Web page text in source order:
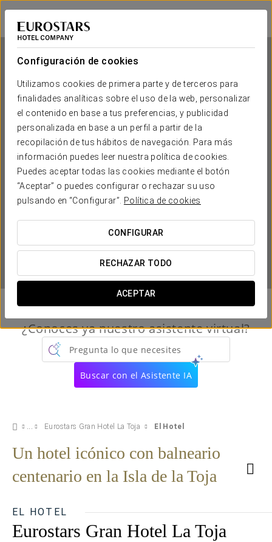
Configuración de cookies
Utilizamos cookies de primera parte y de terceros para
finalidades analíticas sobre el uso de la web, personalizar
el contenido en base a tus preferencias, y publicidad
personalizada en base a un perfil a partir de la
recopilación de tus hábitos de navegación. Para más
información puedes leer nuestra política de cookies.
Puedes aceptar todas las cookies mediante el botón
“Aceptar” o puedes configurar o rechazar su uso
pulsando en “Configurar”.
Política de cookies
CONFIGURAR
RECHAZAR TODO
ACEPTAR
Eurostars Gran Hotel La Toja
PONTEVEDRA - O GROVE
Eurostars Gran Hotel La Toja
PONTEVEDRA - O GROVE
¿CUÁNDO QUIERES IR?
¿Conoces ya nuestro asistente virtual?
Pregunta lo que necesites
Buscar con el Asistente IA
Eurostars Gran Hotel La Toja El Hotel
Un hotel icónico con balneario
centenario en la Isla de la Toja
EL HOTEL
Eurostars Gran Hotel La Toja